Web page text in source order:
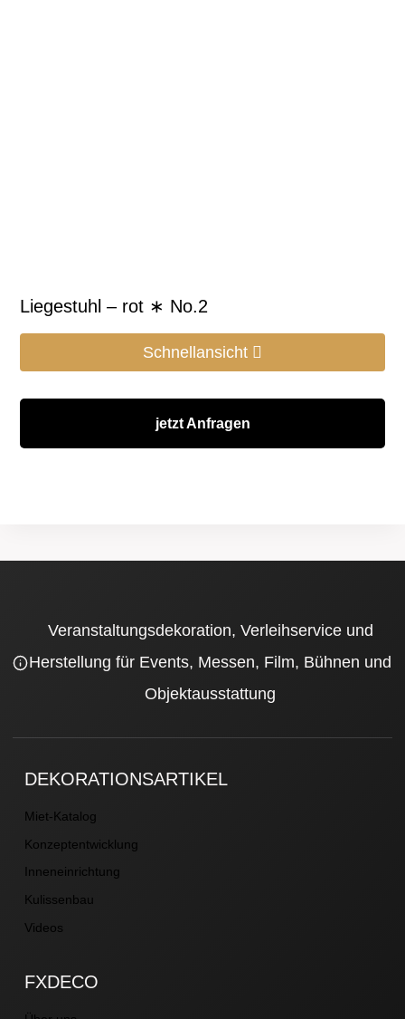
Liegestuhl – rot ∗ No.2
Schnellansicht
jetzt Anfragen
Veranstaltungsdekoration, Verleihservice und
Herstellung für Events, Messen, Film, Bühnen und
Objektausstattung
DEKORATIONSARTIKEL
Miet-Katalog
Konzeptentwicklung
Inneneinrichtung
Kulissenbau
Videos
FXDECO